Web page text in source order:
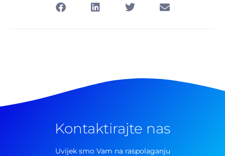
Kontaktirajte nas
Uvijek smo Vam na raspolaganju